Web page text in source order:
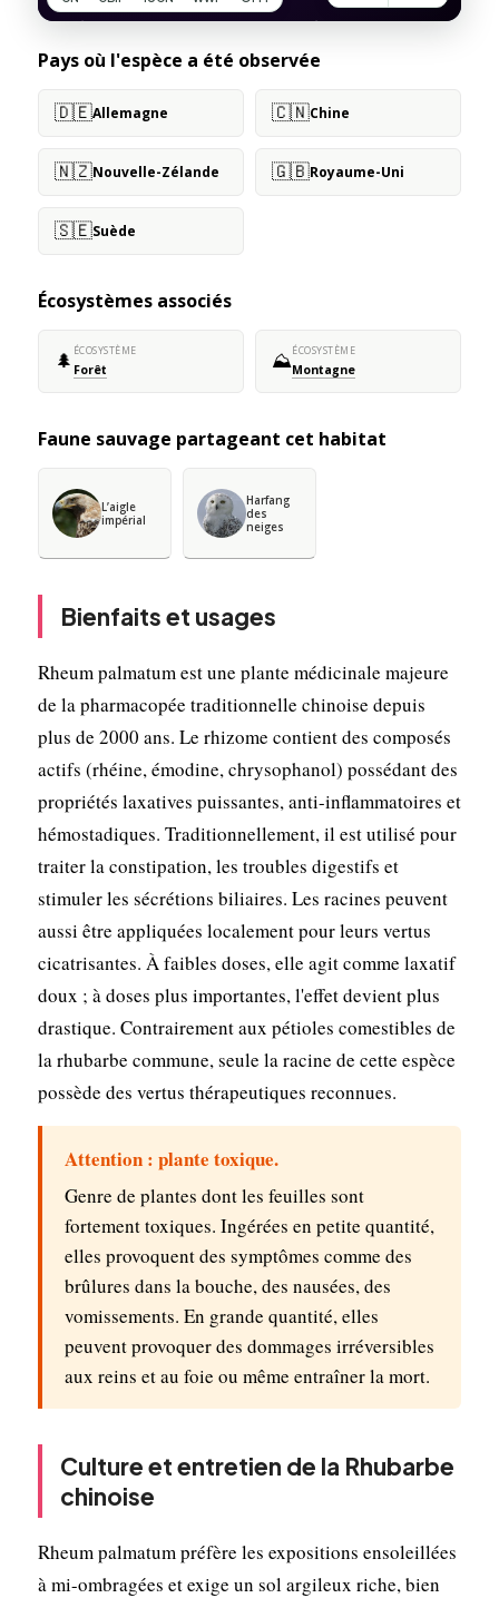
Pays où l'espèce a été observée
🇩🇪Allemagne 🇨🇳Chine
🇳🇿Nouvelle-Zélande 🇬🇧Royaume-Uni
🇸🇪Suède
Écosystèmes associés
🌲 ÉCOSYSTÈME
Forêt ⛰️ÉCOSYSTÈME
Montagne
Faune sauvage partageant cet habitat
L’aigle
impérial
Harfang
des
neiges
Bienfaits et usages
Rheum palmatum est une plante médicinale majeure
de la pharmacopée traditionnelle chinoise depuis
plus de 2000 ans. Le rhizome contient des composés
actifs (rhéine, émodine, chrysophanol) possédant des
propriétés laxatives puissantes, anti-inflammatoires et
hémostadiques. Traditionnellement, il est utilisé pour
traiter la constipation, les troubles digestifs et
stimuler les sécrétions biliaires. Les racines peuvent
aussi être appliquées localement pour leurs vertus
cicatrisantes. À faibles doses, elle agit comme laxatif
doux ; à doses plus importantes, l'effet devient plus
drastique. Contrairement aux pétioles comestibles de
la rhubarbe commune, seule la racine de cette espèce
possède des vertus thérapeutiques reconnues.
Attention : plante toxique.
Genre de plantes dont les feuilles sont
fortement toxiques. Ingérées en petite quantité,
elles provoquent des symptômes comme des
brûlures dans la bouche, des nausées, des
vomissements. En grande quantité, elles
peuvent provoquer des dommages irréversibles
aux reins et au foie ou même entraîner la mort.
Culture et entretien de la Rhubarbe
chinoise
Rheum palmatum préfère les expositions ensoleillées
à mi-ombragées et exige un sol argileux riche, bien